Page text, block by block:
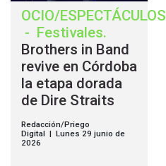
OCIO/ESPECTÁCULOS
- Festivales.
Brothers in Band
revive en Córdoba
la etapa dorada
de Dire Straits
Redacción/Priego
Digital | Lunes 29 junio de
2026